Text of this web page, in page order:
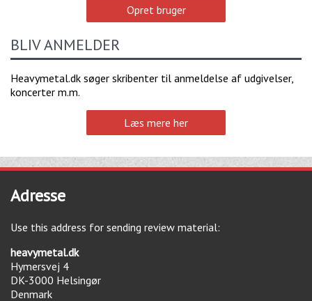
Opret bruger
BLIV ANMELDER
Heavymetal.dk søger skribenter til anmeldelse af udgivelser,
koncerter m.m.
Læs mere her
Adresse
Use this address for sending review material:
heavymetal.dk
Hymersvej 4
DK-3000 Helsingør
Denmark